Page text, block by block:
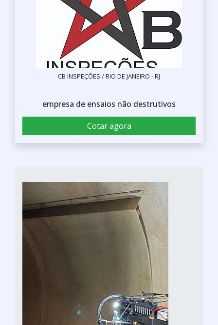
CB INSPEÇÕES / RIO DE JANEIRO - RJ
empresa de ensaios não destrutivos
Cotar agora